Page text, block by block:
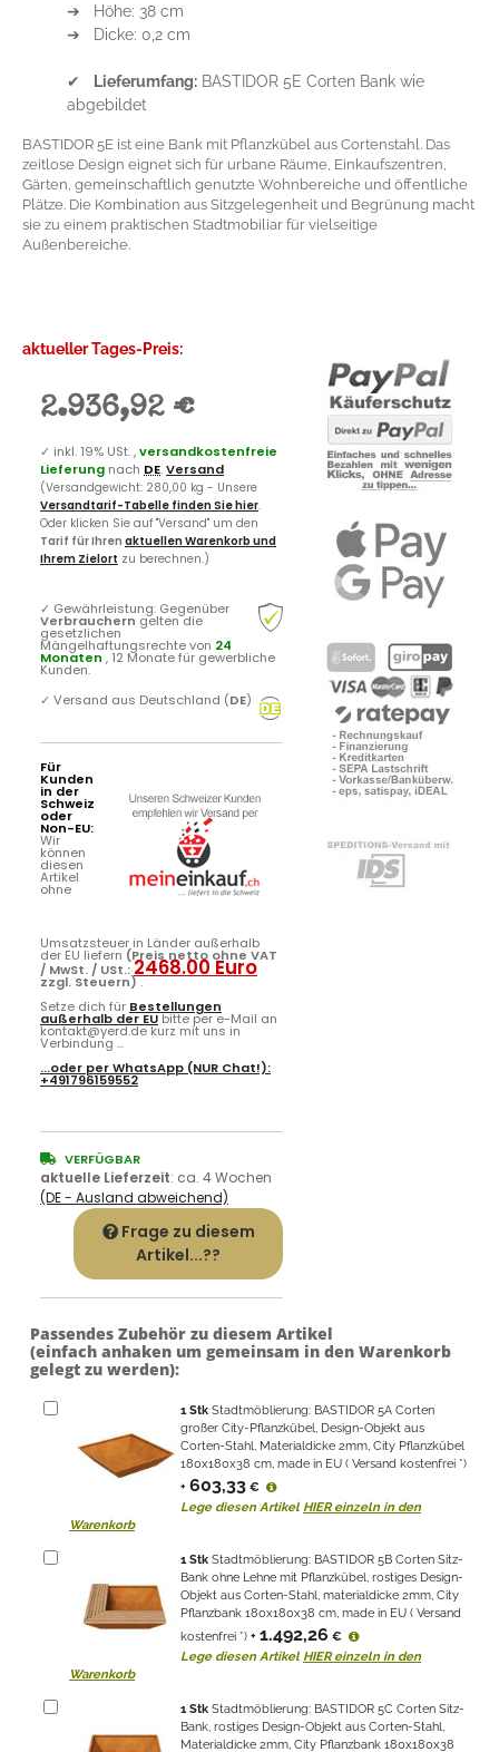
➔ Höhe: 38 cm
➔ Dicke: 0,2 cm
✔ Lieferumfang: BASTIDOR 5E Corten Bank wie
abgebildet
BASTIDOR 5E ist eine Bank mit Pflanzkübel aus Cortenstahl. Das
zeitlose Design eignet sich für urbane Räume, Einkaufszentren,
Gärten, gemeinschaftlich genutzte Wohnbereiche und öffentliche
Plätze. Die Kombination aus Sitzgelegenheit und Begrünung macht
sie zu einem praktischen Stadtmobiliar für vielseitige
Außenbereiche.
aktueller Tages-Preis:
2.936,92 €
✓ inkl. 19% USt. ,versandkostenfreie
Lieferung nach DE.Versand
(Versandgewicht: 280,00 kg - Unsere
Versandtarif-Tabelle finden Sie hier.
Oder klicken Sie auf "Versand" um den
Tarif für Ihren aktuellen Warenkorb und
Ihrem Zielort zu berechnen.)
✓ Gewährleistung: Gegenüber
Verbrauchern gelten die
gesetzlichen
Mängelhaftungsrechte von 24
Monaten , 12 Monate für gewerbliche
Kunden.
✓ Versand aus Deutschland (DE)
Für
Kunden
in der
Schweiz
oder
Non-EU:
Wir
können
diesen
Artikel
ohne
Umsatzsteuer in Länder außerhalb
der EU liefern (Preis netto ohne VAT
/ MwSt. / USt.:2468.00 Euro
zzgl. Steuern).
Setze dich für Bestellungen
außerhalb der EUbitte per e-Mail an
kontakt@yerd.de kurz mit uns in
Verbindung ...
...oder perWhatsApp (NUR Chat!):
+491796159552
VERFÜGBAR
aktuelle Lieferzeit: ca. 4 Wochen
(DE - Ausland abweichend)
Frage zu diesem
Artikel...??
Passendes Zubehör zu diesem Artikel
(einfach anhaken um gemeinsam in den Warenkorb
gelegt zu werden):
1 Stk Stadtmöblierung: BASTIDOR 5A Corten
großer City-Pflanzkübel, Design-Objekt aus
Corten-Stahl, Materialdicke 2mm, City Pflanzkübel
180x180x38 cm, made in EU ( Versand kostenfrei *)
+ 603,33 €
Lege diesen Artikel HIER einzeln in den
Warenkorb
1 Stk Stadtmöblierung: BASTIDOR 5B Corten Sitz-
Bank ohne Lehne mit Pflanzkübel, rostiges Design-
Objekt aus Corten-Stahl, materialdicke 2mm, City
Pflanzbank 180x180x38 cm, made in EU ( Versand
kostenfrei *) + 1.492,26 €
Lege diesen Artikel HIER einzeln in den
Warenkorb
1 Stk Stadtmöblierung: BASTIDOR 5C Corten Sitz-
Bank, rostiges Design-Objekt aus Corten-Stahl,
Materialdicke 2mm, City Pflanzbank 180x180x38